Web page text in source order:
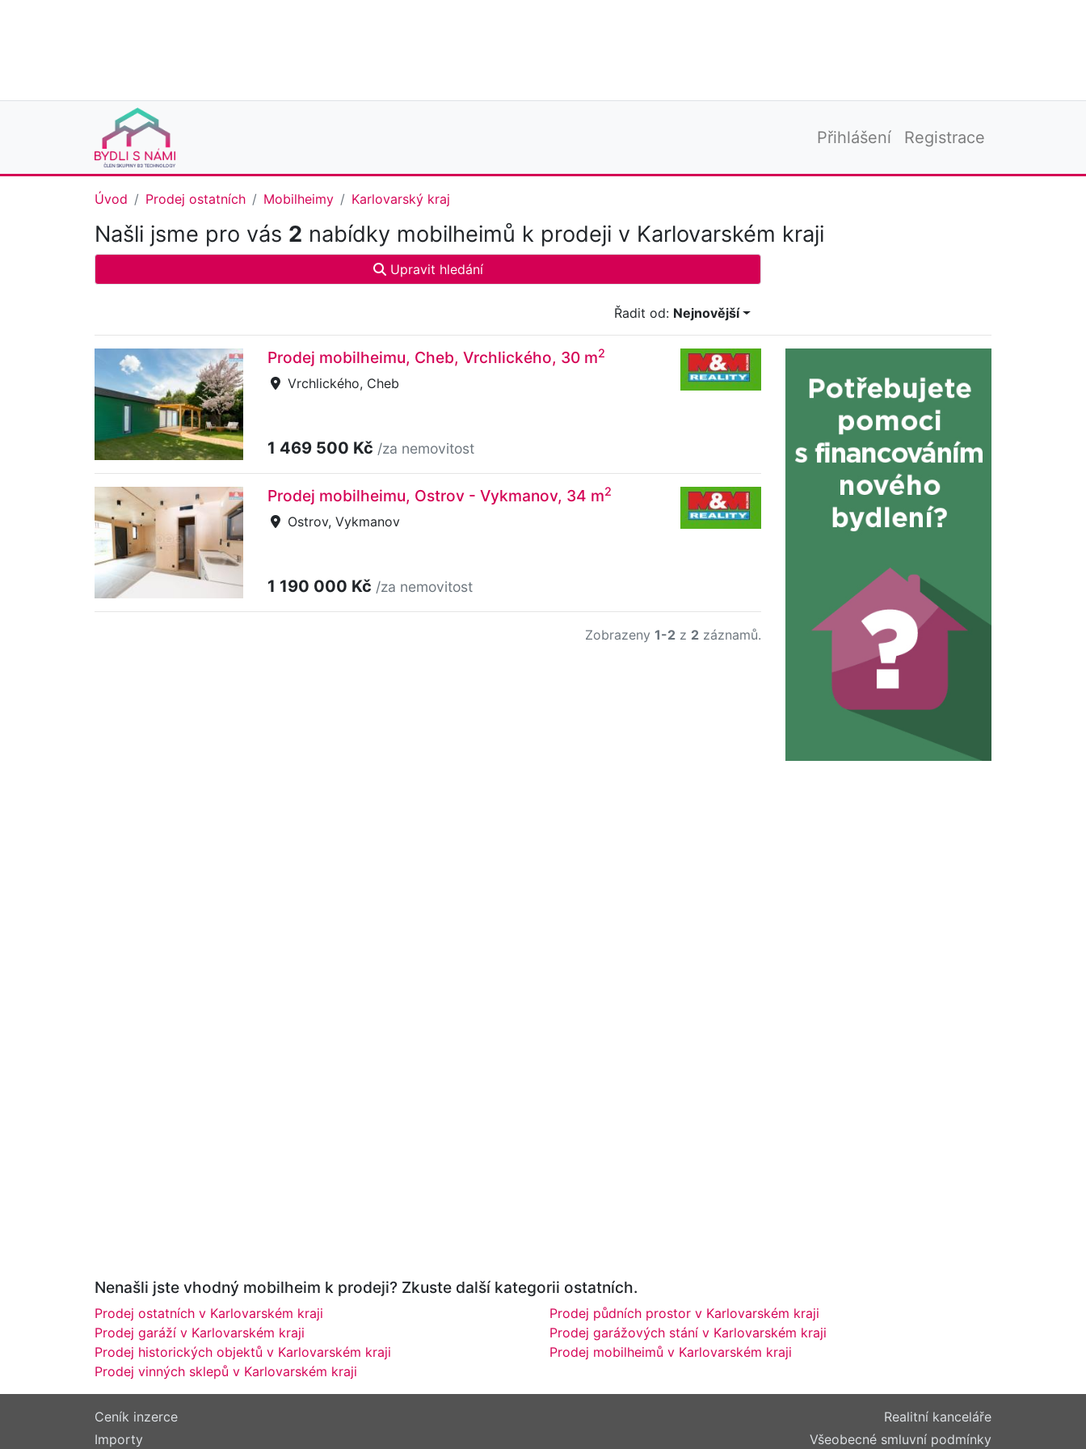
Přihlášení Registrace
Úvod Prodej ostatních Mobilheimy Karlovarský kraj
Našli jsme pro vás 2 nabídky mobilheimů k prodeji v Karlovarském kraji
Upravit hledání
Řadit od: Nejnovější
Prodej mobilheimu, Cheb, Vrchlického, 30 m2
Vrchlického, Cheb
1 469 500 Kč /za nemovitost
Prodej mobilheimu, Ostrov - Vykmanov, 34 m2
Ostrov, Vykmanov
1 190 000 Kč /za nemovitost
Zobrazeny 1-2 z 2 záznamů.
Nenašli jste vhodný mobilheim k prodeji? Zkuste další kategorii ostatních.
Prodej ostatních v Karlovarském kraji
Prodej garáží v Karlovarském kraji
Prodej historických objektů v Karlovarském kraji
Prodej vinných sklepů v Karlovarském kraji
Prodej půdních prostor v Karlovarském kraji
Prodej garážových stání v Karlovarském kraji
Prodej mobilheimů v Karlovarském kraji
Ceník inzerce
Importy
Realitní kanceláře
Všeobecné smluvní podmínky